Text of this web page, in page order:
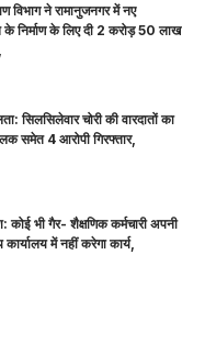
विभाग ने रामानुजनगर में नए
निर्माण के लिए दी 2 करोड़ 50 लाख
सिलसिलेवार चोरी की वारदातों का
समेत 4 आरोपी गिरफ्तार,
भी गैर- शैक्षणिक कर्मचारी अपनी
में नहीं करेगा कार्य,